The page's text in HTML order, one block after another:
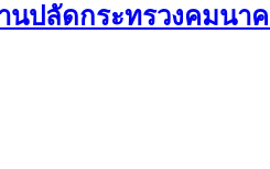
นปลัดกระทรวงคมนา